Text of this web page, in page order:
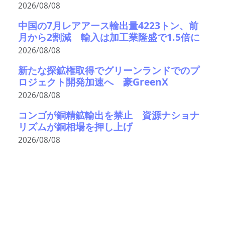
2026/08/08
中国の7月レアアース輸出量4223トン、前
月から2割減 輸入は加工業隆盛で1.5倍に
2026/08/08
新たな探鉱権取得でグリーンランドでのプ
ロジェクト開発加速へ 豪GreenX
2026/08/08
コンゴが銅精鉱輸出を禁止 資源ナショナ
リズムが銅相場を押し上げ
2026/08/08